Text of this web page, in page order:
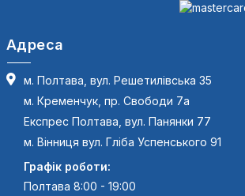
Адреса
м. Полтава, вул. Решетилівська 35
м. Кременчук, пр. Свободи 7а
Експрес Полтава, вул. Панянки 77
м. Вінниця вул. Гліба Успенського 91
Графік роботи:
Полтава 8:00 - 19:00